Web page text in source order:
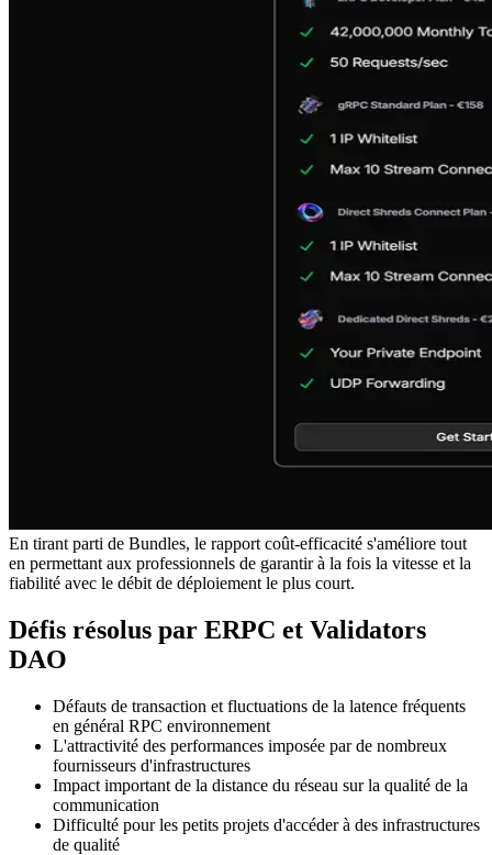
En tirant parti de Bundles, le rapport coût-efficacité s'améliore tout
en permettant aux professionnels de garantir à la fois la vitesse et la
fiabilité avec le débit de déploiement le plus court.
Défis résolus par ERPC et Validators
DAO
Défauts de transaction et fluctuations de la latence fréquents
en général RPC environnement
L'attractivité des performances imposée par de nombreux
fournisseurs d'infrastructures
Impact important de la distance du réseau sur la qualité de la
communication
Difficulté pour les petits projets d'accéder à des infrastructures
de qualité